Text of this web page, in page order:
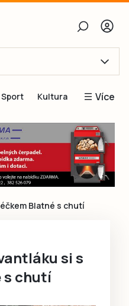
Obnovit heslo
se
Sport Kultura Více
Blogy
Inspirace
Čtenáři píší
Speciální přílohy
Blatné s chutí
si s
s chutí